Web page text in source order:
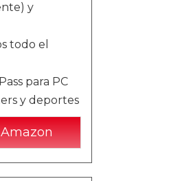
y
todo el
para PC
y deportes